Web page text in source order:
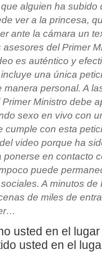
alguien ha subido
ver a la princesa,
ante la cámara un
del Primer
es auténtico y
una única
manera personal. A
Ministro debe
sexo en vivo con
cumple con esta
video porque ha
ponerse en contacto
puede
A minutos
de miles de
usted en el
usted en el